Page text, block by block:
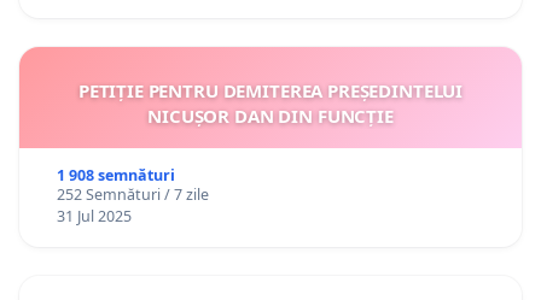
PETIȚIE PENTRU DEMITEREA PREȘEDINTELUI
NICUȘOR DAN DIN FUNCȚIE
1 908 semnături
252 Semnături / 7 zile
31 Jul 2025